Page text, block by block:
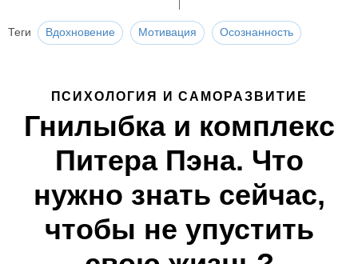
Теги Вдохновение Мотивация Осознанность
ПСИХОЛОГИЯ И САМОРАЗВИТИЕ
Гнилыбка и комплекс
Питера Пэна. Что
нужно знать сейчас,
чтобы не упустить